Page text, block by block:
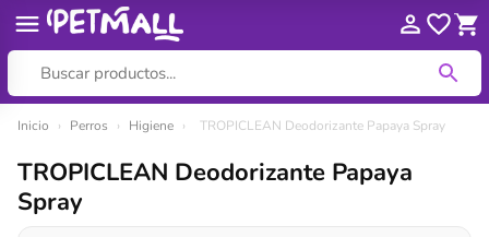
contenido
Inicio › Perros › Higiene › TROPICLEAN Deodorizante Papaya Spray
TROPICLEAN Deodorizante Papaya
Spray